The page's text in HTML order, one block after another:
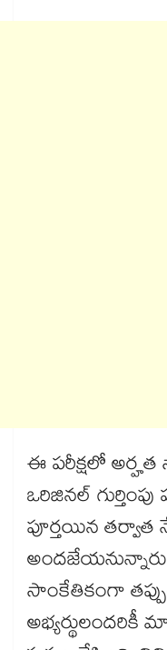
ఈ పరీక్షలో అర్హత
ఒరిజినల్
పూర్తయిన తర్వాత
సాంకేతికంగా
అభ్యర్థులందరికీ